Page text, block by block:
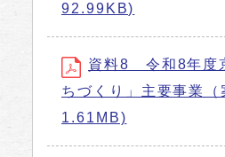
92.99KB)
資料8 令和8年度
ちづくり」主要事業（
1.61MB)